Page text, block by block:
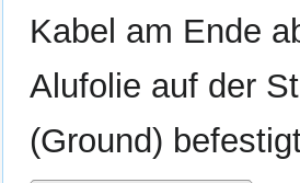
Kabel am Ende
Alufolie auf der
(Ground)